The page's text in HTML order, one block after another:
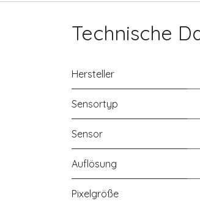
Technische
Hersteller
Sensortyp
Sensor
Auflösung
Pixelgröße